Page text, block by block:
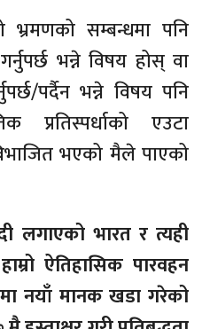
भ्रमणको सम्बन्धमा पनि
भन्ने विषय होस् वा
पर्दैन भन्ने विषय पनि
प्रतिस्पर्धाको एउटा
भएको मैले पाएको
लगाएको भारत र त्यही
ऐतिहासिक पारवहन
नयाँ मानक खडा गरेको